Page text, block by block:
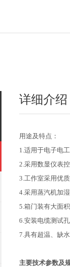
详细介绍
用途及特点：
1.适用于电子电
2.采用数显仪表
3.工作室采用优
4.采用蒸汽机加
5.箱门装有大面
6.安装电缆测试
7.具有超温、缺
主要技术参数及